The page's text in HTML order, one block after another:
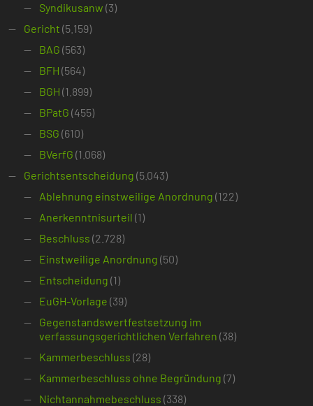
Syndikusanw (3)
Gericht (5.159)
BAG (563)
BFH (564)
BGH (1.899)
BPatG (455)
BSG (610)
BVerfG (1.068)
Gerichtsentscheidung (5.043)
Ablehnung einstweilige Anordnung (122)
Anerkenntnisurteil (1)
Beschluss (2.728)
Einstweilige Anordnung (50)
Entscheidung (1)
EuGH-Vorlage (39)
Gegenstandswertfestsetzung im
verfassungsgerichtlichen Verfahren (38)
Kammerbeschluss (28)
Kammerbeschluss ohne Begründung (7)
Nichtannahmebeschluss (338)